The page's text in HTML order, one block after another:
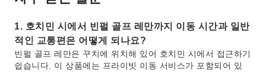
1. 호치민 시에서 빈펄 골프 레만까지 이동 시간과 일반
적인 교통편은 어떻게 되나요?
빈펄 골프 레만은 꾸치에 위치해 있어 호치민 시에서 접근하기
쉽습니다. 이 상품에는 프라이빗 이동 서비스가 포함되어 있